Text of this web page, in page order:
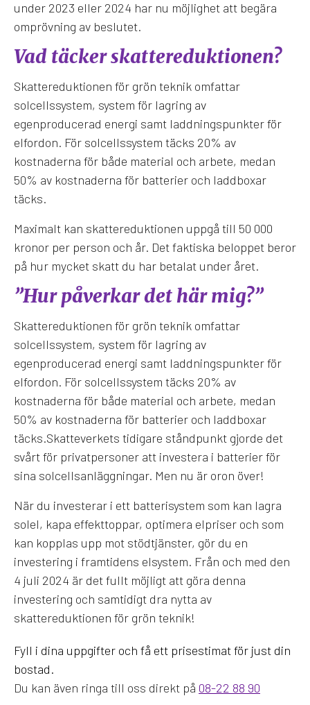
under 2023 eller 2024 har nu möjlighet att begära
omprövning av beslutet.
Vad täcker skattereduktionen?
Skattereduktionen för grön teknik omfattar
solcellssystem, system för lagring av
egenproducerad energi samt laddningspunkter för
elfordon. För solcellssystem täcks 20% av
kostnaderna för både material och arbete, medan
50% av kostnaderna för batterier och laddboxar
täcks.
Maximalt kan skattereduktionen uppgå till 50 000
kronor per person och år. Det faktiska beloppet beror
på hur mycket skatt du har betalat under året.
”Hur påverkar det här mig?”
Skattereduktionen för grön teknik omfattar
solcellssystem, system för lagring av
egenproducerad energi samt laddningspunkter för
elfordon. För solcellssystem täcks 20% av
kostnaderna för både material och arbete, medan
50% av kostnaderna för batterier och laddboxar
täcks.Skatteverkets tidigare ståndpunkt gjorde det
svårt för privatpersoner att investera i batterier för
sina solcellsanläggningar. Men nu är oron över!
När du investerar i ett batterisystem som kan lagra
solel, kapa effekttoppar, optimera elpriser och som
kan kopplas upp mot stödtjänster, gör du en
investering i framtidens elsystem. Från och med den
4 juli 2024 är det fullt möjligt att göra denna
investering och samtidigt dra nytta av
skattereduktionen för grön teknik!
Fyll i dina uppgifter och få ett prisestimat för just din
bostad.
Du kan även ringa till oss direkt på 08-22 88 90